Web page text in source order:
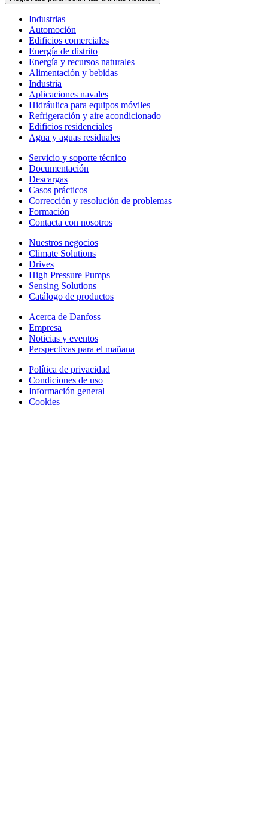
Industrias
Automoción
Edificios comerciales
Energía de distrito
Energía y recursos naturales
Alimentación y bebidas
Industria
Aplicaciones navales
Hidráulica para equipos móviles
Refrigeración y aire acondicionado
Edificios residenciales
Agua y aguas residuales
Servicio y soporte técnico
Documentación
Descargas
Casos prácticos
Corrección y resolución de problemas
Formación
Contacta con nosotros
Nuestros negocios
Climate Solutions
Drives
High Pressure Pumps
Sensing Solutions
Catálogo de productos
Acerca de Danfoss
Empresa
Noticias y eventos
Perspectivas para el mañana
Política de privacidad
Condiciones de uso
Información general
Cookies